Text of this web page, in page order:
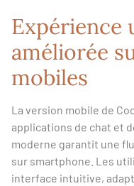
Expérience
améliorée
mobiles
La version mobile de
applications de chat et
moderne garantit une
sur smartphone. Les
interface intuitive,